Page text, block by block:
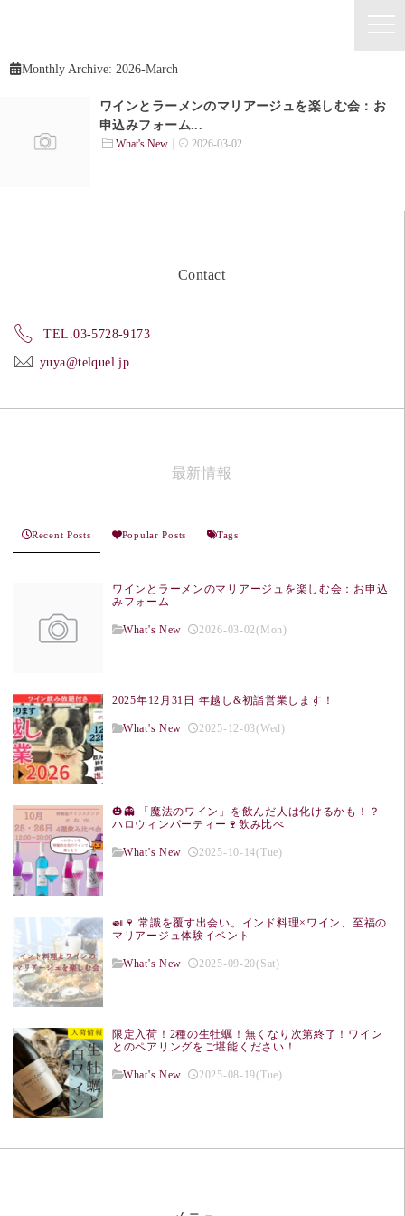
Monthly Archive: 2026-March
ワインとラーメンのマリアージュを楽しむ会：お
申込みフォーム...
What's New 2026-03-02
Contact
TEL.03-5728-9173
yuya@telquel.jp
最新情報
Recent Posts Popular Posts Tags
ワインとラーメンのマリアージュを楽しむ会：お申込
みフォーム
What's New 2026-03-02(Mon)
2025年12月31日 年越し&初詣営業します！
What's New 2025-12-03(Wed)
🎃👻 「魔法のワイン」を飲んだ人は化けるかも！？
ハロウィンパーティー🍷飲み比べ
What's New 2025-10-14(Tue)
🍛🍷 常識を覆す出会い。インド料理×ワイン、至福の
マリアージュ体験イベント
What's New 2025-09-20(Sat)
限定入荷！2種の生牡蠣！無くなり次第終了！ワイン
とのペアリングをご堪能ください！
What's New 2025-08-19(Tue)